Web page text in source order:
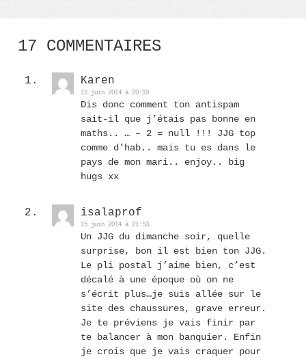
17 COMMENTAIRES
Karen
15 juin 2014 à 20:10
Dis donc comment ton antispam
sait-il que j’étais pas bonne en
maths.. … – 2 = null !!! JJG top
comme d’hab.. mais tu es dans le
pays de mon mari.. enjoy.. big
hugs xx
isalaprof
15 juin 2014 à 21:53
Un JJG du dimanche soir, quelle
surprise, bon il est bien ton JJG.
Le pli postal j’aime bien, c’est
décalé à une époque où on ne
s’écrit plus…je suis allée sur le
site des chaussures, grave erreur.
Je te préviens je vais finir par
te balancer à mon banquier. Enfin
je crois que je vais craquer pour